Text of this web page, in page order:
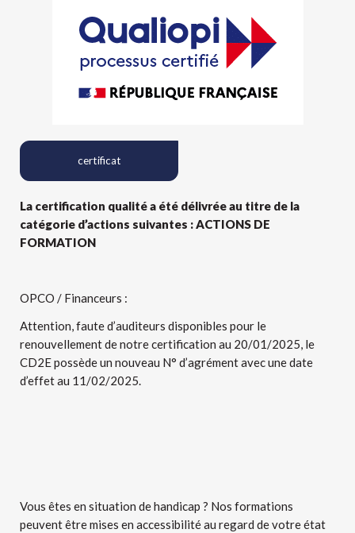
certificat
La certification qualité a été délivrée au titre de la
catégorie d’actions suivantes : ACTIONS DE
FORMATION
OPCO / Financeurs :
Attention, faute d’auditeurs disponibles pour le
renouvellement de notre certification au 20/01/2025, le
CD2E possède un nouveau N° d’agrément avec une date
d’effet au 11/02/2025.
Vous êtes en situation de handicap ? Nos formations
peuvent être mises en accessibilité au regard de votre état